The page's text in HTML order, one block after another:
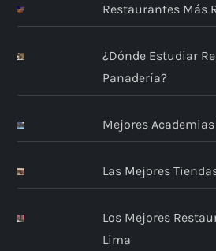
Restaurantes Más
¿Dónde Estudiar
Panadería?
Mejores Academias
Las Mejores
Los Mejores
Lima